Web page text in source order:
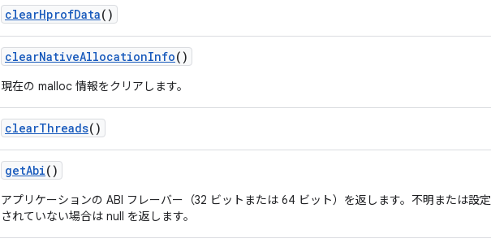
clearHprofData()
clearNativeAllocationInfo()
現在の malloc 情報をクリアします。
clearThreads()
getAbi()
アプリケーションの ABI フレーバー（32 ビットまたは 64 ビット）を返します。不明または設定
されていない場合は null を返します。